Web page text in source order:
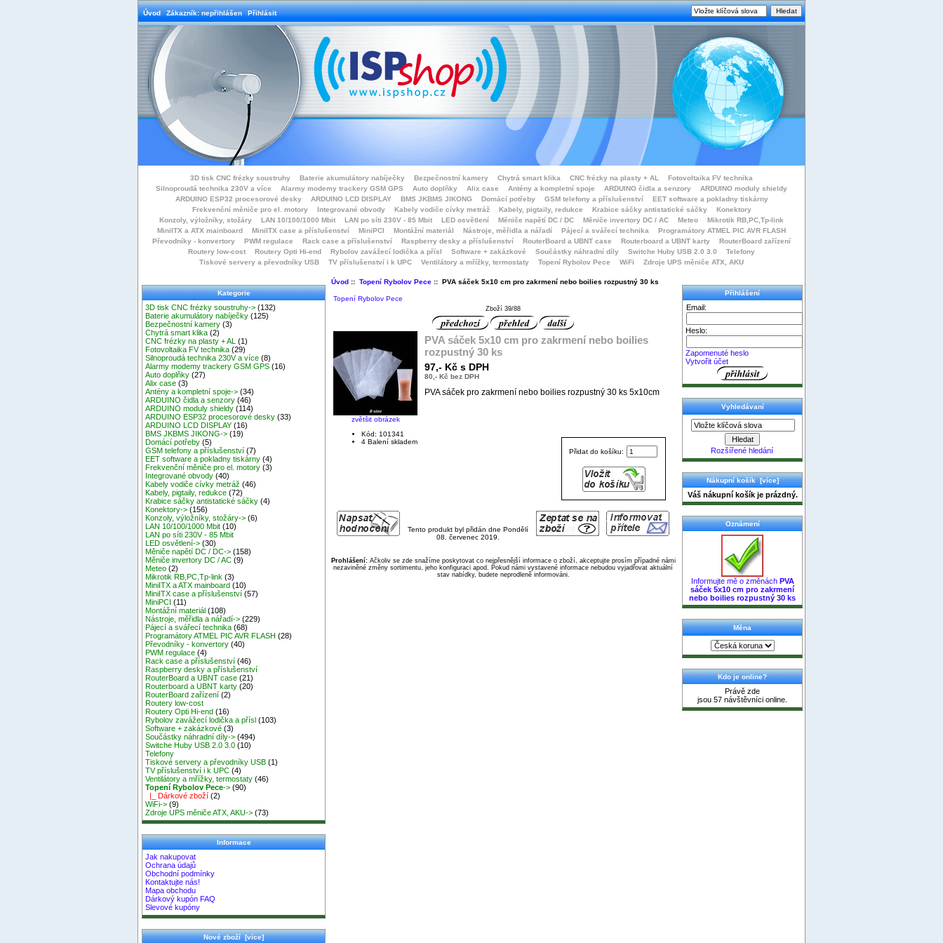
Úvod Zákazník: nepřihlášen Přihlásit
3D tisk CNC frézky soustruhy Baterie akumulátory nabíječky Bezpečnostní kamery Chytrá smart klika CNC frézky na plasty + AL
Fotovoltaika FV technika
Silnoproudá technika 230V a více
Alarmy modemy trackery GSM GPS Auto doplňky Alix case Antény a kompletní spoje ARDUINO čidla a senzory
ARDUINO moduly shieldy
ARDUINO ESP32 procesorové desky
ARDUINO LCD DISPLAY BMS JKBMS JIKONG Domácí potřeby GSM telefony a příslušenství
EET software a pokladny tiskárny
Frekvenční měniče pro el. motory
Integrované obvody Kabely vodiče cívky metráž Kabely, pigtaily, redukce Krabice sáčky antistatické sáčky
Konektory
Konzoly, výložníky, stožáry
LAN 10/100/1000 Mbit LAN po síti 230V - 85 Mbit LED osvětlení Měniče napětí DC / DC Měniče invertory DC / AC Meteo
Mikrotik RB,PC,Tp-link
MiniITX a ATX mainboard
MiniITX case a příslušenství MiniPCI Montážní materiál Nástroje, měřidla a nářadí Pájecí a svářecí technika
Programátory ATMEL PIC AVR FLASH
Převodníky - konvertory
PWM regulace Rack case a příslušenství Raspberry desky a příslušenství RouterBoard a UBNT case Routerboard a UBNT karty
RouterBoard zařízení
Routery low-cost
Routery Opti Hi-end Rybolov zavážecí lodička a přísl Software + zakázkové Součástky náhradní díly Switche Huby USB 2.0 3.0
Telefony
Tiskové servery a převodníky USB
TV příslušenství i k UPC Ventilátory a mřížky, termostaty Topení Rybolov Pece WiFi Zdroje UPS měniče ATX, AKU
Kategorie
3D tisk CNC frézky soustruhy-> (132)
Baterie akumulátory nabíječky (125)
Bezpečnostní kamery (3)
Chytrá smart klika (2)
CNC frézky na plasty + AL
(1)
Fotovoltaika FV technika (29)
Silnoproudá technika 230V a více (8)
Alarmy modemy trackery GSM GPS (16)
Auto doplňky (27)
Alix case (3)
Antény a kompletní spoje-> (34)
ARDUINO čidla a senzory (46)
ARDUINO moduly shieldy (114)
ARDUINO ESP32 procesorové desky (33)
ARDUINO LCD DISPLAY (16)
BMS JKBMS JIKONG-> (19)
Domácí potřeby (5)
GSM telefony a příslušenství (7)
EET software a pokladny tiskárny (4)
Frekvenční měniče pro el. motory (3)
Integrované obvody (40)
Kabely vodiče cívky metráž (46)
Kabely, pigtaily, redukce (72)
Krabice sáčky antistatické sáčky (4)
Konektory-> (156)
Konzoly, výložníky, stožáry-> (6)
LAN 10/100/1000 Mbit (10)
LAN po síti 230V - 85 Mbit
LED osvětlení-> (30)
Měniče napětí DC / DC-> (158)
Měniče invertory DC / AC (9)
Meteo (2)
Mikrotik RB,PC,Tp-link (3)
MiniITX a ATX mainboard (10)
MiniITX case a příslušenství (57)
MiniPCI (11)
Montážní materiál (108)
Nástroje, měřidla a nářadí-> (229)
Pájecí a svářecí technika (68)
Programátory ATMEL PIC AVR FLASH (28)
Převodníky - konvertory (40)
PWM regulace (4)
Rack case a příslušenství (46)
Raspberry desky a příslušenství
RouterBoard a UBNT case (21)
Routerboard a UBNT karty (20)
RouterBoard zařízení (2)
Routery low-cost
Routery Opti Hi-end (16)
Rybolov zavážecí lodička a přísl (103)
Software + zakázkové (3)
Součástky náhradní díly-> (494)
Switche Huby USB 2.0 3.0 (10)
Telefony
Tiskové servery a převodníky USB (1)
TV příslušenství i k UPC (4)
Ventilátory a mřížky, termostaty (46)
Topení Rybolov Pece-> (90)
|_ Dárkové zboží (2)
WiFi-> (9)
Zdroje UPS měniče ATX, AKU-> (73)
Informace
Jak nakupovat
Ochrana údajů
Obchodní podmínky
Kontaktujte nás!
Mapa obchodu
Dárkový kupón FAQ
Slevové kupóny
Nové zboží [více]
Úvod:: Topení Rybolov Pece:: PVA sáček 5x10 cm pro zakrmení nebo boilies rozpustný 30 ks
Topení Rybolov Pece
Zboží 39/88
zvětšit obrázek
PVA sáček 5x10 cm pro zakrmení nebo boilies
rozpustný 30 ks
97,- Kč s DPH
80,- Kč bez DPH
PVA sáček pro zakrmení nebo boilies rozpustný 30 ks 5x10cm
Přidat do košíku:
Kód: 101341
4 Balení skladem
Tento produkt byl přidán dne Pondělí
08. červenec 2019.
Prohlášení:Ačkoliv se zde snažíme poskytovat co nejpřesnější informace o zboží, akceptujte prosím případné námi
nezaviněné změny sortimentu, jeho konfiguraci apod. Pokud námi vystavené informace nebudou vyjadřovat aktuální
stav nabídky, budete neprodleně informováni.
Přihlášení
Email:
Heslo:
Zapomenuté heslo
Vytvořit účet
Vyhledávaní
Rozšířené hledání
Nákupní košík [více]
Váš nákupní košík je prázdný.
Oznámení
Informujte mě o změnách PVA
sáček 5x10 cm pro zakrmení
nebo boilies rozpustný 30 ks
Měna
Kdo je online?
Právě zde
jsou 57 návštěvníci online.